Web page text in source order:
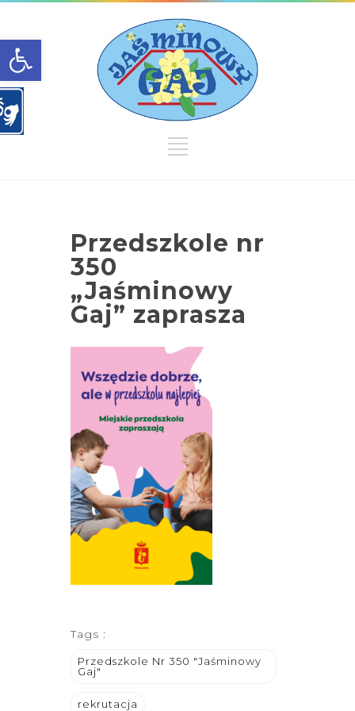
Open toolbar
Przedszkole nr
350
„Jaśminowy
Gaj” zaprasza
Tags :
Przedszkole Nr 350 "Jaśminowy
Gaj"
rekrutacja